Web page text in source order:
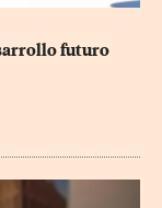
futuro